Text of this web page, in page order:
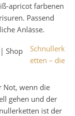
apricot farbenen
Passend
Anlässe.
Schnullerk
etten – die
Not, wenn die
gehen und der
ist der